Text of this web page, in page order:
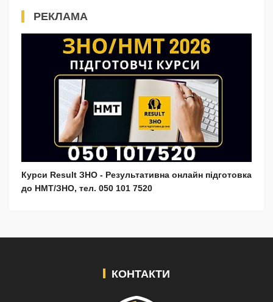
РЕКЛАМА
Курси Result ЗНО - Результативна онлайн підготовка
до НМТ/ЗНО, тел. 050 101 7520
КОНТАКТИ